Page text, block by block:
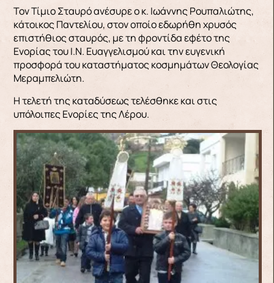
Τον Τίμιο Σταυρό ανέσυρε ο κ. Ιωάννης Ρουπαλιώτης,
κάτοικος Παντελίου, στον οποίο εδωρήθη χρυσός
επιστήθιος σταυρός, με τη φροντίδα εφέτο της
Ενορίας του Ι.Ν. Ευαγγελισμού και την ευγενική
προσφορά του καταστήματος κοσμημάτων Θεολογίας
Μεραμπελιώτη.
Η τελετή της καταδύσεως τελέσθηκε και στις
υπόλοιπες Ενορίες της Λέρου.